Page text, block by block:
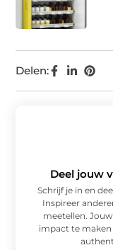
Delen:
Deel jouw
Schrijf je in en
Inspireer
meetellen.
impact te